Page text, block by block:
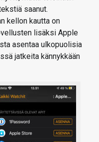
saanut.
kellon kautta on
lisäksi Apple
asentaa ulkopuolisia
jatkeita kännykkään